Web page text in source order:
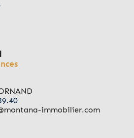
immobilier.com